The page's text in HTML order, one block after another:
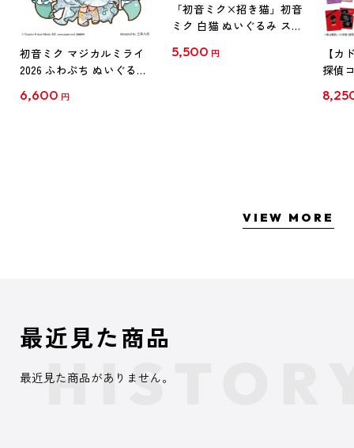
初音ミク マジカルミライ
2026 ふわぷち ぬいぐるみ
6,600 円
「初音ミク×招き猫」初音
ミク 白猫 ぬいぐるみ スタ
5,500 円
【カ
探偵
クリ
VIEW MORE
最近見た商品
最近見た商品がありません。